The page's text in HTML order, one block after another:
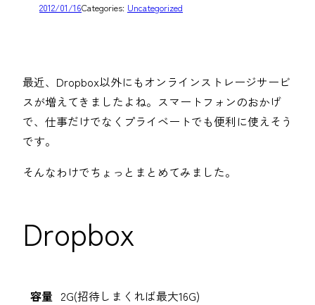
2012/01/16Categories: Uncategorized
最近、Dropbox以外にもオンラインストレージサービ
スが増えてきましたよね。スマートフォンのおかげ
で、仕事だけでなくプライベートでも便利に使えそう
です。
そんなわけでちょっとまとめてみました。
Dropbox
容量 2G(招待しまくれば最大16G)